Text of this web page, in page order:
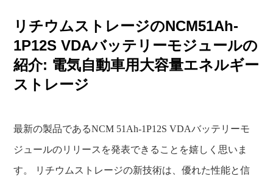
リチウムストレージのNCM51Ah-
1P12S VDAバッテリーモジュールの
紹介: 電気自動車用大容量エネルギー
ストレージ
最新の製品であるNCM 51Ah-1P12S VDAバッテリーモ
ジュールのリリースを発表できることを嬉しく思いま
す。 リチウムストレージの新技術は、優れた性能と信